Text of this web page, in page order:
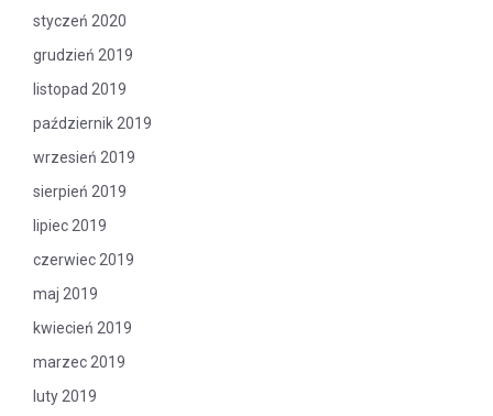
styczeń 2020
grudzień 2019
listopad 2019
październik 2019
wrzesień 2019
sierpień 2019
lipiec 2019
czerwiec 2019
maj 2019
kwiecień 2019
marzec 2019
luty 2019